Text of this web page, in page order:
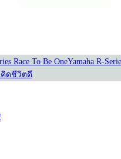
Race To Be OneYamaha R-
ดชีวิตดี